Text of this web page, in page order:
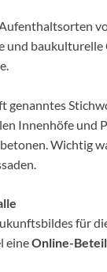
und
genanntes
Innenhöfe und
Wichtig
für
eineOnline-